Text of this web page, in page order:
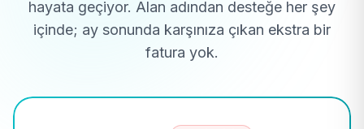
hayata geçiyor. Alan adından desteğe her şey
içinde; ay sonunda karşınıza çıkan ekstra bir
fatura yok.